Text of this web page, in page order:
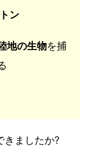
ン
地の生物を捕
きましたか?